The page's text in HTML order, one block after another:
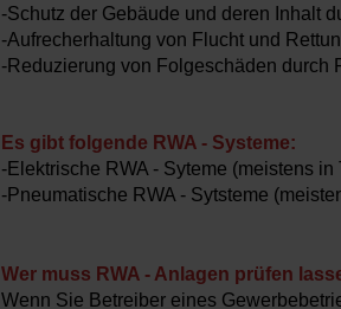
-Schutz der Gebäude und deren Inhalt
-Aufrecherhaltung von Flucht und
-Reduzierung von Folgeschäden durch
Es gibt folgende RWA - Systeme:
-Elektrische RWA - Syteme (meistens
-Pneumatische RWA - Sytsteme
Wer muss RWA - Anlagen prüfen
Wenn Sie Betreiber eines